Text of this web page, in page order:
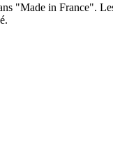
"Made in France".